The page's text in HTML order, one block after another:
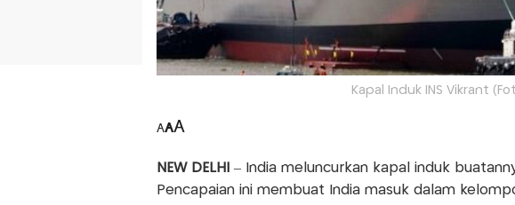
Kapal Induk INS Vikrant
AAA
NEW DELHI
– India meluncurkan kapal induk
Pencapaian ini membuat India masuk dalam